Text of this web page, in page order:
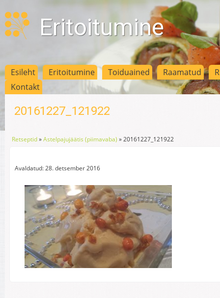
Eritoitumine
Esileht Eritoitumine Toiduained Raamatud
Kontakt
20161227_121922
Retseptid»Astelpajujäätis (piimavaba) »20161227_121922
Avaldatud: 28. detsember 2016